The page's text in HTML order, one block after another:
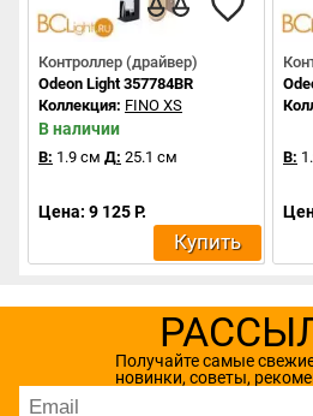
Контроллер (драйвер)
Odeon Light 357784BR
Коллекция: FINO XS
В наличии
В: 1.9 см Д: 25.1 см
Цена: 9 125 Р.
Купить
В:
Получайте самые
новинки, советы,